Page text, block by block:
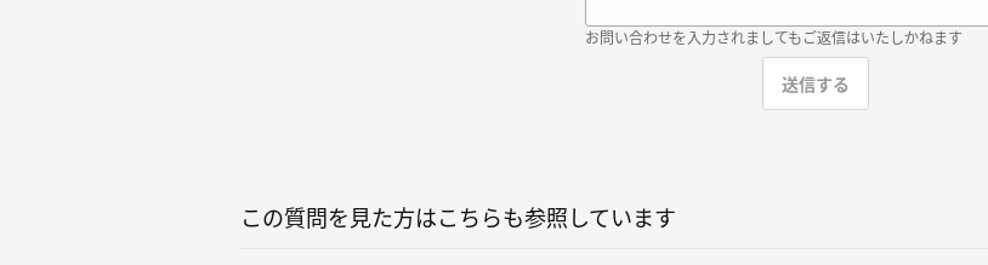
お問い合わせを入力されましてもご返信はいたしかねます
この質問を見た方はこちらも参照しています